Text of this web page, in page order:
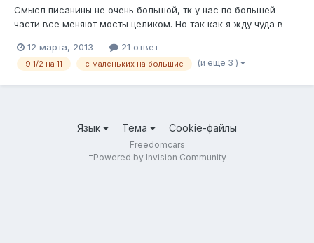
Смысл писанины не очень большой, тк у нас по большей
части все меняют мосты целиком. Но так как я жду чуда в
JL9, то решил перекинуть большие тормоза с большого
моста на свой маленький. Проблем при перестановке нет,
12 марта, 2013 21 ответ
9 1/2 на 11 с маленьких на большие (и ещё 3 )
Язык Тема Cookie-файлы
Freedomcars
=Powered by Invision Community